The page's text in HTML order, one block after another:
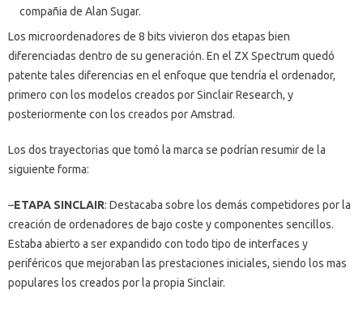
compañia de Alan Sugar.
Los microordenadores de 8 bits vivieron dos etapas bien
diferenciadas dentro de su generación. En el ZX Spectrum quedó
patente tales diferencias en el enfoque que tendría el ordenador,
primero con los modelos creados por Sinclair Research, y
posteriormente con los creados por Amstrad.
Los dos trayectorias que tomó la marca se podrían resumir de la
siguiente forma:
–ETAPA SINCLAIR: Destacaba sobre los demás competidores por la
creación de ordenadores de bajo coste y componentes sencillos.
Estaba abierto a ser expandido con todo tipo de interfaces y
periféricos que mejoraban las prestaciones iniciales, siendo los mas
populares los creados por la propia Sinclair.